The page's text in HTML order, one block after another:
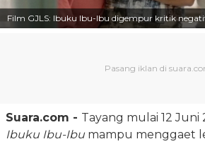
Film GJLS: Ibuku Ibu-Ibu digempur kritik
Suara.com - Tayang mulai 12 Juni
Ibuku Ibu-Ibu mampu menggaet